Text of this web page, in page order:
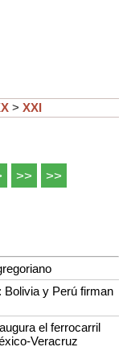
> XXI
>> >>
Bolivia y Perú firman
el ferrocarril
Veracruz